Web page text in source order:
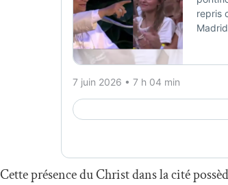
Cette présence du Christ dans la cité